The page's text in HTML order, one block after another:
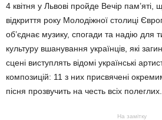
4 квітня у Львові пройде Вечір пам’яті,
відкриття року Молодіжної столиці
об’єднає музику, спогади та надію для
культуру вшанування українців, які
сцені виступлять відомі українські
композицій: 11 з них присвячені
пісня прозвучить на честь всіх полеглих.
На замітку